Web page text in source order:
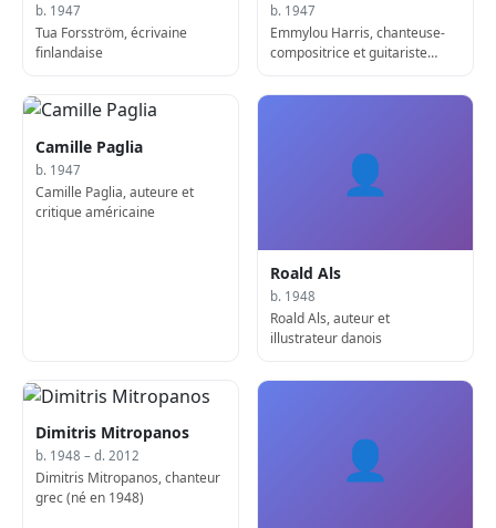
b. 1947
Tua Forsström, écrivaine
finlandaise
b. 1947
Emmylou Harris, chanteuse-
compositrice et guitariste
Camille Paglia
b. 1947
Camille Paglia, auteure et
critique américaine
👤
Roald Als
b. 1948
Roald Als, auteur et
illustrateur danois
Dimitris Mitropanos
b. 1948 – d. 2012
Dimitris Mitropanos, chanteur
grec (né en 1948)
👤